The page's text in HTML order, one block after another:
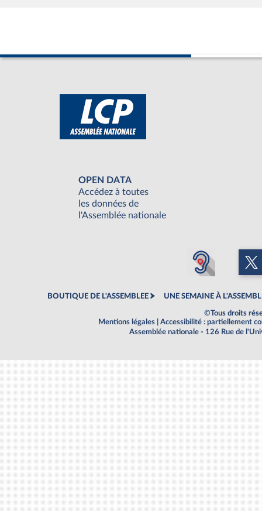
OPEN DATA
Accédez à toutes
les données de
l'Assemblée nationale
BOUTIQUE DE L'ASSEMBLEE UNE SEMAINE À
©Tous droits
Mentions légales
Accessibilité : partiellement
Assemblée nationale - 126 Rue de